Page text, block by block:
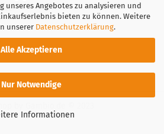
unseres Angebotes zu analysieren und
bieten zu können. Weitere
unserer Datenschutzerklärung.
Alle Akzeptieren
Nur Notwendige
Informationen